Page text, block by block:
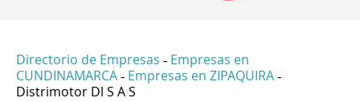
Directorio de Empresas - Empresas en
CUNDINAMARCA - Empresas en ZIPAQUIRA -
Distrimotor Dl S A S